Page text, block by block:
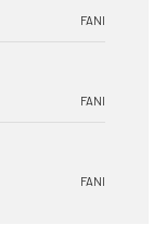
FANI
FANI
FANI